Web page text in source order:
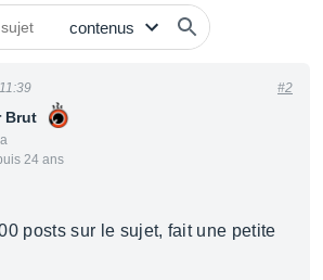
Brut
24 ans
#2
posts sur le sujet, fait une petite